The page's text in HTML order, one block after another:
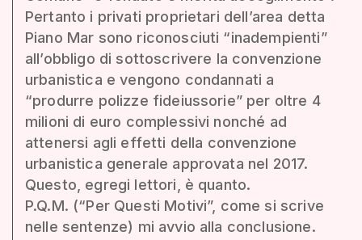
Pertanto i privati proprietari dell’area detta
Piano Mar sono riconosciuti “inadempienti”
all’obbligo di sottoscrivere la convenzione
urbanistica e vengono condannati a
“produrre polizze fideiussorie” per oltre 4
milioni di euro complessivi nonché ad
attenersi agli effetti della convenzione
urbanistica generale approvata nel 2017.
Questo, egregi lettori, è quanto.
P.Q.M. (“Per Questi Motivi”, come si scrive
nelle sentenze) mi avvio alla conclusione.